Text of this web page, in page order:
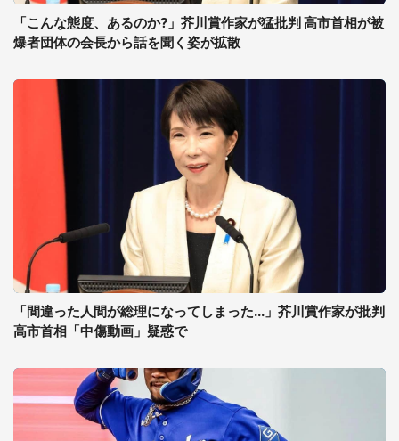
「こんな態度、あるのか?」芥川賞作家が猛批判 高市首相が被
爆者団体の会長から話を聞く姿が拡散
「間違った人間が総理になってしまった...」芥川賞作家が批判
高市首相「中傷動画」疑惑で